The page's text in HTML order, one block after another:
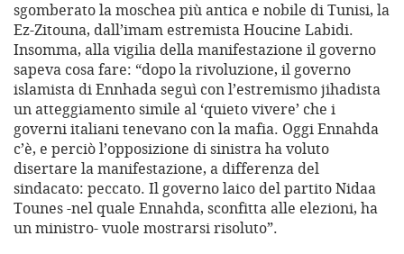
sgomberato la moschea più antica e nobile di Tunisi, la
Ez-Zitouna, dall’imam estremista Houcine Labidi.
Insomma, alla vigilia della manifestazione il governo
sapeva cosa fare: “dopo la rivoluzione, il governo
islamista di Ennhada seguì con l’estremismo jihadista
un atteggiamento simile al ‘quieto vivere’ che i
governi italiani tenevano con la mafia. Oggi Ennahda
c’è, e perciò l’opposizione di sinistra ha voluto
disertare la manifestazione, a differenza del
sindacato: peccato. Il governo laico del partito Nidaa
Tounes -nel quale Ennahda, sconfitta alle elezioni, ha
un ministro- vuole mostrarsi risoluto”.